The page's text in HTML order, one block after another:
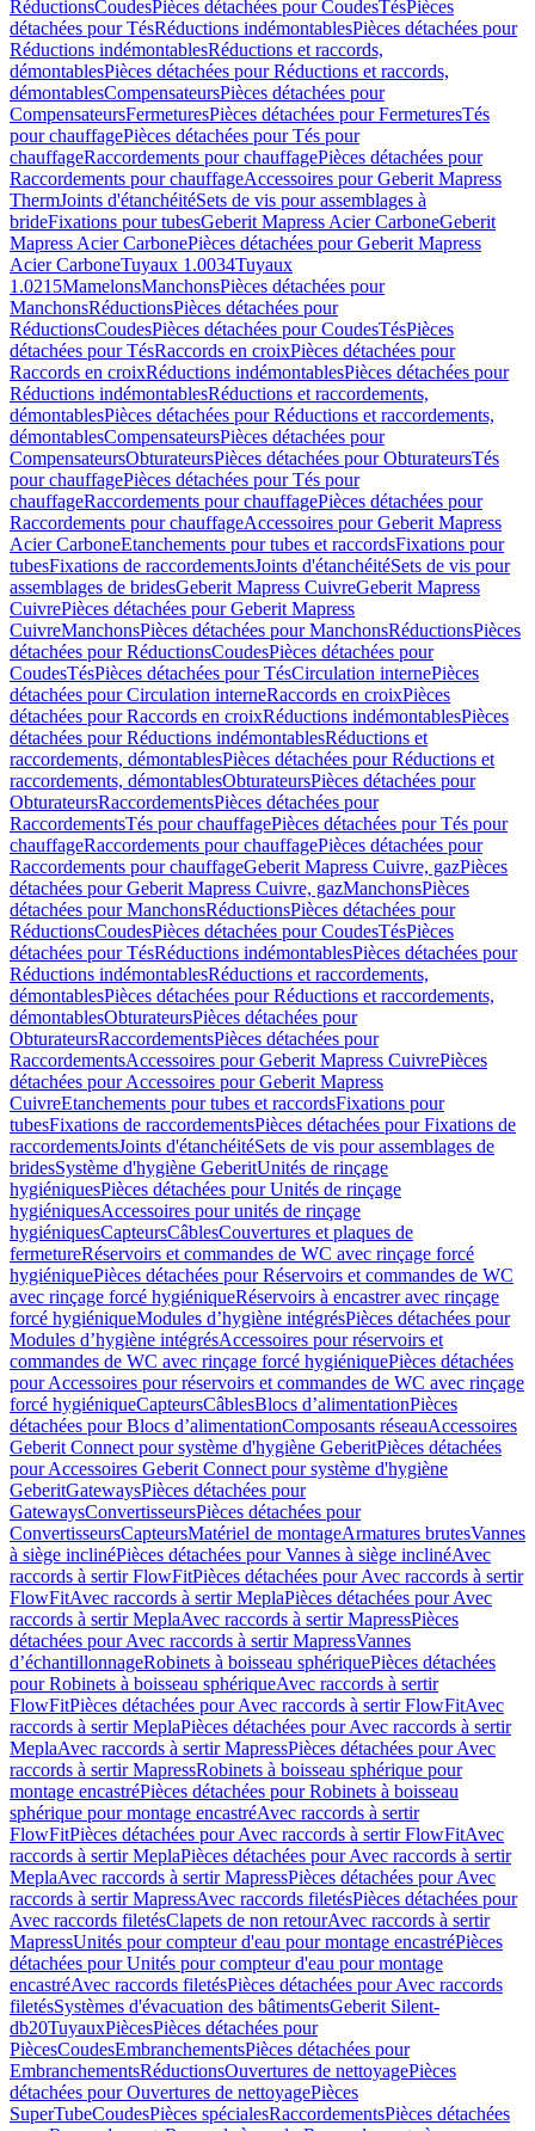
RéductionsCoudesPièces détachées pour CoudesTésPièces
détachées pour TésRéductions indémontablesPièces détachées pour
Réductions indémontablesRéductions et raccords,
démontablesPièces détachées pour Réductions et raccords,
démontablesCompensateursPièces détachées pour
CompensateursFermeturesPièces détachées pour FermeturesTés
pour chauffagePièces détachées pour Tés pour
chauffageRaccordements pour chauffagePièces détachées pour
Raccordements pour chauffageAccessoires pour Geberit Mapress
ThermJoints d'étanchéitéSets de vis pour assemblages à
brideFixations pour tubesGeberit Mapress Acier CarboneGeberit
Mapress Acier CarbonePièces détachées pour Geberit Mapress
Acier CarboneTuyaux 1.0034Tuyaux
1.0215MamelonsManchonsPièces détachées pour
ManchonsRéductionsPièces détachées pour
RéductionsCoudesPièces détachées pour CoudesTésPièces
détachées pour TésRaccords en croixPièces détachées pour
Raccords en croixRéductions indémontablesPièces détachées pour
Réductions indémontablesRéductions et raccordements,
démontablesPièces détachées pour Réductions et raccordements,
démontablesCompensateursPièces détachées pour
CompensateursObturateursPièces détachées pour ObturateursTés
pour chauffagePièces détachées pour Tés pour
chauffageRaccordements pour chauffagePièces détachées pour
Raccordements pour chauffageAccessoires pour Geberit Mapress
Acier CarboneEtanchements pour tubes et raccordsFixations pour
tubesFixations de raccordementsJoints d'étanchéitéSets de vis pour
assemblages de bridesGeberit Mapress CuivreGeberit Mapress
CuivrePièces détachées pour Geberit Mapress
CuivreManchonsPièces détachées pour ManchonsRéductionsPièces
détachées pour RéductionsCoudesPièces détachées pour
CoudesTésPièces détachées pour TésCirculation internePièces
détachées pour Circulation interneRaccords en croixPièces
détachées pour Raccords en croixRéductions indémontablesPièces
détachées pour Réductions indémontablesRéductions et
raccordements, démontablesPièces détachées pour Réductions et
raccordements, démontablesObturateursPièces détachées pour
ObturateursRaccordementsPièces détachées pour
RaccordementsTés pour chauffagePièces détachées pour Tés pour
chauffageRaccordements pour chauffagePièces détachées pour
Raccordements pour chauffageGeberit Mapress Cuivre, gazPièces
détachées pour Geberit Mapress Cuivre, gazManchonsPièces
détachées pour ManchonsRéductionsPièces détachées pour
RéductionsCoudesPièces détachées pour CoudesTésPièces
détachées pour TésRéductions indémontablesPièces détachées pour
Réductions indémontablesRéductions et raccordements,
démontablesPièces détachées pour Réductions et raccordements,
démontablesObturateursPièces détachées pour
ObturateursRaccordementsPièces détachées pour
RaccordementsAccessoires pour Geberit Mapress CuivrePièces
détachées pour Accessoires pour Geberit Mapress
CuivreEtanchements pour tubes et raccordsFixations pour
tubesFixations de raccordementsPièces détachées pour Fixations de
raccordementsJoints d'étanchéitéSets de vis pour assemblages de
bridesSystème d'hygiène GeberitUnités de rinçage
hygiéniquesPièces détachées pour Unités de rinçage
hygiéniquesAccessoires pour unités de rinçage
hygiéniquesCapteursCâblesCouvertures et plaques de
fermetureRéservoirs et commandes de WC avec rinçage forcé
hygiéniquePièces détachées pour Réservoirs et commandes de WC
avec rinçage forcé hygiéniqueRéservoirs à encastrer avec rinçage
forcé hygiéniqueModules d’hygiène intégrésPièces détachées pour
Modules d’hygiène intégrésAccessoires pour réservoirs et
commandes de WC avec rinçage forcé hygiéniquePièces détachées
pour Accessoires pour réservoirs et commandes de WC avec rinçage
forcé hygiéniqueCapteursCâblesBlocs d’alimentationPièces
détachées pour Blocs d’alimentationComposants réseauAccessoires
Geberit Connect pour système d'hygiène GeberitPièces détachées
pour Accessoires Geberit Connect pour système d'hygiène
GeberitGatewaysPièces détachées pour
GatewaysConvertisseursPièces détachées pour
ConvertisseursCapteursMatériel de montageArmatures brutesVannes
à siège inclinéPièces détachées pour Vannes à siège inclinéAvec
raccords à sertir FlowFitPièces détachées pour Avec raccords à sertir
FlowFitAvec raccords à sertir MeplaPièces détachées pour Avec
raccords à sertir MeplaAvec raccords à sertir MapressPièces
détachées pour Avec raccords à sertir MapressVannes
d’échantillonnageRobinets à boisseau sphériquePièces détachées
pour Robinets à boisseau sphériqueAvec raccords à sertir
FlowFitPièces détachées pour Avec raccords à sertir FlowFitAvec
raccords à sertir MeplaPièces détachées pour Avec raccords à sertir
MeplaAvec raccords à sertir MapressPièces détachées pour Avec
raccords à sertir MapressRobinets à boisseau sphérique pour
montage encastréPièces détachées pour Robinets à boisseau
sphérique pour montage encastréAvec raccords à sertir
FlowFitPièces détachées pour Avec raccords à sertir FlowFitAvec
raccords à sertir MeplaPièces détachées pour Avec raccords à sertir
MeplaAvec raccords à sertir MapressPièces détachées pour Avec
raccords à sertir MapressAvec raccords filetésPièces détachées pour
Avec raccords filetésClapets de non retourAvec raccords à sertir
MapressUnités pour compteur d'eau pour montage encastréPièces
détachées pour Unités pour compteur d'eau pour montage
encastréAvec raccords filetésPièces détachées pour Avec raccords
filetésSystèmes d'évacuation des bâtimentsGeberit Silent-
db20TuyauxPiècesPièces détachées pour
PiècesCoudesEmbranchementsPièces détachées pour
EmbranchementsRéductionsOuvertures de nettoyagePièces
détachées pour Ouvertures de nettoyagePièces
SuperTubeCoudesPièces spécialesRaccordementsPièces détachées